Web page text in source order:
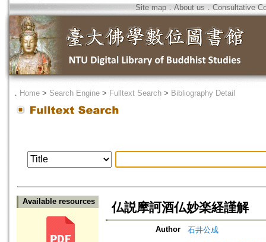
Site map．About us ． Consultative
． Home > Search Engine > Fulltext Search > Bibliography Detail
Available resources 仏説摩訶酒仏妙楽経謹解
Author
石井公成